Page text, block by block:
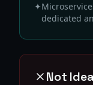
✦
dedicated
Not